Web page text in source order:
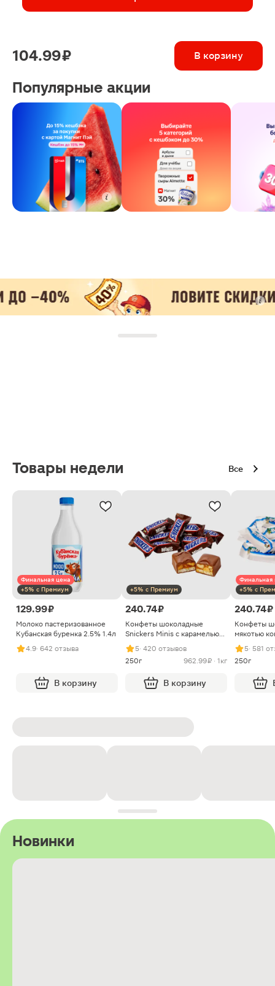
104.99 ₽ В корзину
Популярные акции
Товары недели Все
Финальная цена
+5% с Премиум
129.99 ₽
Молоко пастеризованное
Кубанская буренка 2.5% 1.4л
4.9· 642 отзыва
В корзину
+5% с Премиум
240.74 ₽
Конфеты шоколадные
Snickers Minis с карамелью
арахисом и нугой
5· 420 отзывов
250г
962.99 ₽ · 1кг
В корзину
Финальная
+5% с
240.74 ₽
Конфеты
мякотью
5· 581
250г
Новинки